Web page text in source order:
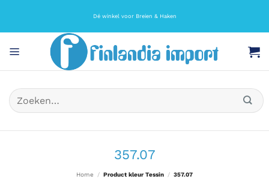
Dé winkel voor Breien & Haken
Zoeken
naar:
357.07
Home / Product kleur Tessin / 357.07